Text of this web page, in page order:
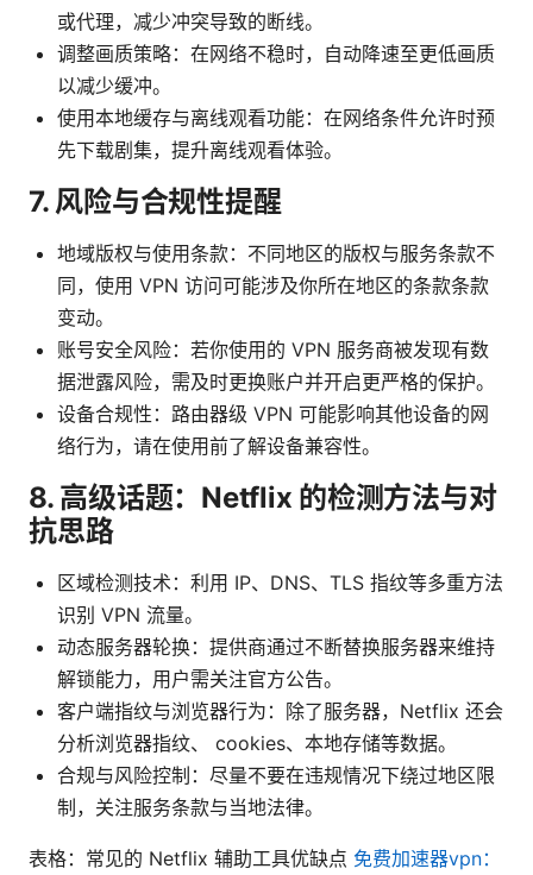
或代理，减少冲突导致的断线。
调整画质策略：在网络不稳时，自动降速至更低画质
以减少缓冲。
使用本地缓存与离线观看功能：在网络条件允许时预
先下载剧集，提升离线观看体验。
7. 风险与合规性提醒
地域版权与使用条款：不同地区的版权与服务条款不
同，使用 VPN 访问可能涉及你所在地区的条款条款
变动。
账号安全风险：若你使用的 VPN 服务商被发现有数
据泄露风险，需及时更换账户并开启更严格的保护。
设备合规性：路由器级 VPN 可能影响其他设备的网
络行为，请在使用前了解设备兼容性。
8. 高级话题：Netflix 的检测方法与对
抗思路
区域检测技术：利用 IP、DNS、TLS 指纹等多重方法
识别 VPN 流量。
动态服务器轮换：提供商通过不断替换服务器来维持
解锁能力，用户需关注官方公告。
客户端指纹与浏览器行为：除了服务器，Netflix 还会
分析浏览器指纹、 cookies、本地存储等数据。
合规与风险控制：尽量不要在违规情况下绕过地区限
制，关注服务条款与当地法律。
表格：常见的 Netflix 辅助工具优缺点 免费加速器vpn：